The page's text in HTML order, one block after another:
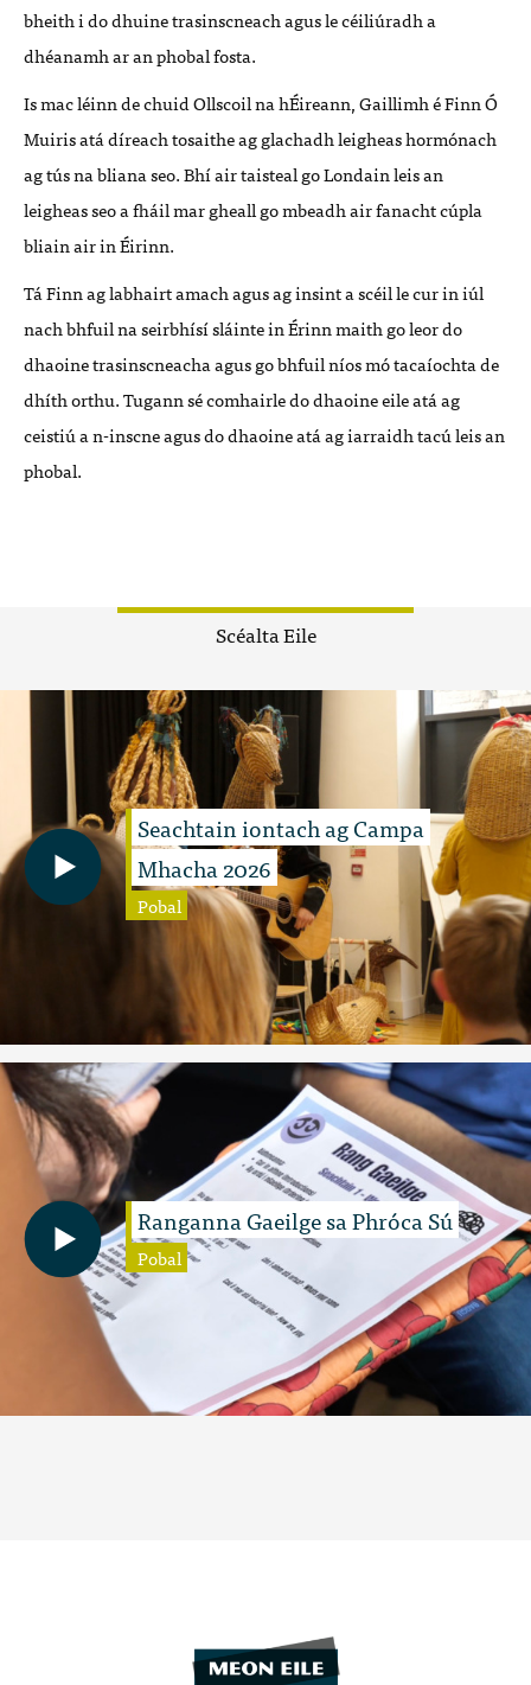
bheith i do dhuine trasinscneach agus le céiliúradh a
dhéanamh ar an phobal fosta.
Is mac léinn de chuid Ollscoil na hÉireann, Gaillimh é Finn Ó
Muiris atá díreach tosaithe ag glachadh leigheas hormónach
ag tús na bliana seo. Bhí air taisteal go Londain leis an
leigheas seo a fháil mar gheall go mbeadh air fanacht cúpla
bliain air in Éirinn.
Tá Finn ag labhairt amach agus ag insint a scéil le cur in iúl
nach bhfuil na seirbhísí sláinte in Érinn maith go leor do
dhaoine trasinscneacha agus go bhfuil níos mó tacaíochta de
dhíth orthu. Tugann sé comhairle do dhaoine eile atá ag
ceistiú a n-inscne agus do dhaoine atá ag iarraidh tacú leis an
phobal.
Scéalta Eile
Seachtain iontach ag Campa
Mhacha 2026
Pobal
Ranganna Gaeilge sa Phróca Sú
Pobal